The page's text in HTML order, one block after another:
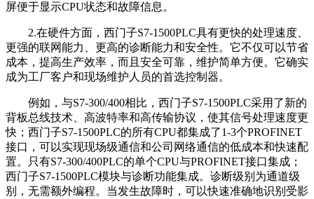
屏便于显示CPU状态和故障信息。
2.在硬件方面，西门子S7-1500PLC具有更快的处理速度、
更强的联网能力、更高的诊断能力和安全性。它不仅可以节省
成本，提高生产效率，而且安全可靠，维护简单方便。它确实
成为工厂客户和现场维护人员的首选控制器。
例如，与S7-300/400相比，西门子S7-1500PLC采用了新的
背板总线技术、高波特率和高传输协议，使其信号处理速度更
快；西门子S7-1500PLC的所有CPU都集成了1-3个PROFINET
接口，可以实现现场级通信和公司网络通信的低成本和快速配
置。只有S7-300/400PLC的单个CPU与PROFINET接口集成；
西门子S7-1500PLC模块与诊断功能集成。诊断级别为通道级
别，无需额外编程。当发生故障时，可以快速准确地识别受影